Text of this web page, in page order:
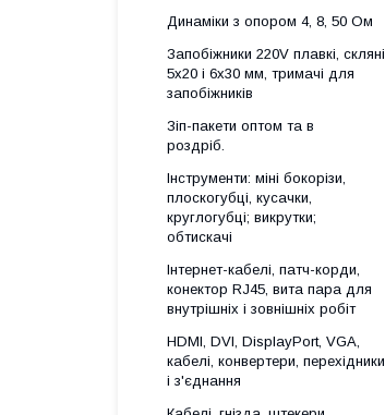
Динаміки з опором 4, 8, 50 Ом
Запобіжники 220V плавкі, скляні
5x20 і 6х30 мм, тримачі для
запобіжників
Зіп-пакети оптом та в
роздріб.
Інструменти: міні бокорізи,
плоскогубці, кусачки,
круглогубці; викрутки;
обтискачі
Інтернет-кабелі, патч-корди,
конектор RJ45, вита пара для
внутрішніх і зовнішніх робіт
HDMI, DVI, DisplayPort, VGA,
кабелі, конвертери, перехідники
і з'єднання